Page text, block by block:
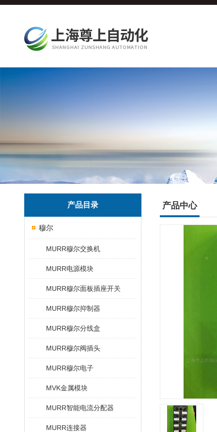
产品目录
穆尔
MURR穆尔交换机
MURR电源模块
MURR穆尔面板插座开关
MURR穆尔抑制器
MURR穆尔分线盒
MURR穆尔阀插头
MURR穆尔电子
MVK金属模块
MURR智能电流分配器
MURR连接器
产品中心